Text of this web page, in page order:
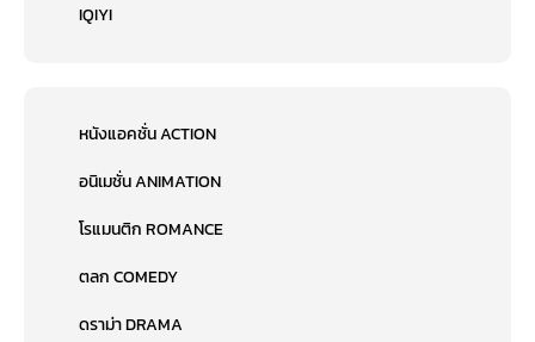
IQIYI
หนังแอคชั่น ACTION
อนิเมชั่น ANIMATION
โรแมนติก ROMANCE
ตลก COMEDY
ดราม่า DRAMA